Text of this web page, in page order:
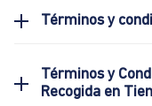
Términos y
Términos y
Recogida en